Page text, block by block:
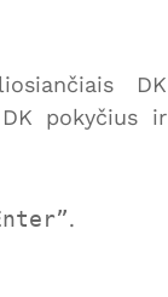
DK
pokyčius ir
.